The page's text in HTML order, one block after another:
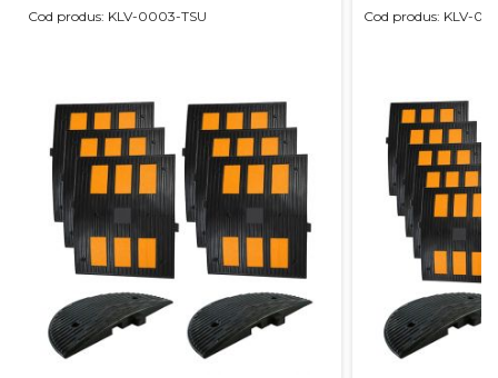
Cod produs: KLV-0003-TSU Cod produs: KLV-